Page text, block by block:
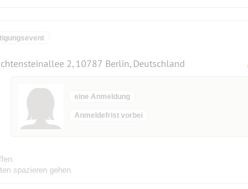
2, 10787 Berlin, Deutschland
eine Anmeldung
Anmeldefrist vorbei
spazieren gehen.